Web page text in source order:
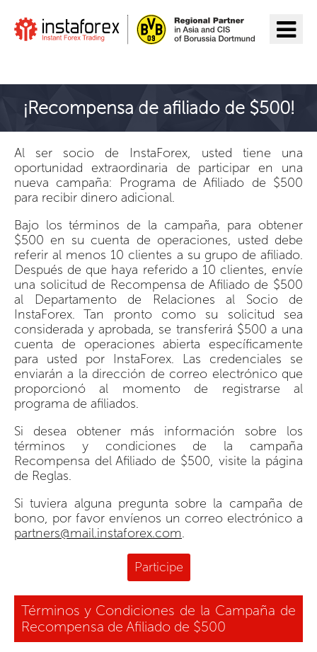
¡Recompensa de afiliado de $500!
Al ser socio de InstaForex, usted tiene una
oportunidad extraordinaria de participar en una
nueva campaña: Programa de Afiliado de $500
para recibir dinero adicional.
Bajo los términos de la campaña, para obtener
$500 en su cuenta de operaciones, usted debe
referir al menos 10 clientes a su grupo de afiliado.
Después de que haya referido a 10 clientes, envíe
una solicitud de Recompensa de Afiliado de $500
al Departamento de Relaciones al Socio de
InstaForex. Tan pronto como su solicitud sea
considerada y aprobada, se transferirá $500 a una
cuenta de operaciones abierta específicamente
para usted por InstaForex. Las credenciales se
enviarán a la dirección de correo electrónico que
proporcionó al momento de registrarse al
programa de afiliados.
Si desea obtener más información sobre los
términos y condiciones de la campaña
Recompensa del Afiliado de $500, visite la página
de Reglas.
Si tuviera alguna pregunta sobre la campaña de
bono, por favor envíenos un correo electrónico a
partners@mail.instaforex.com.
Participe
Términos y Condiciones de la Campaña de
Recompensa de Afiliado de $500